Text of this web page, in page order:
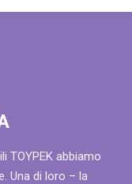
TOYPEK abbiamo
Una di loro – la